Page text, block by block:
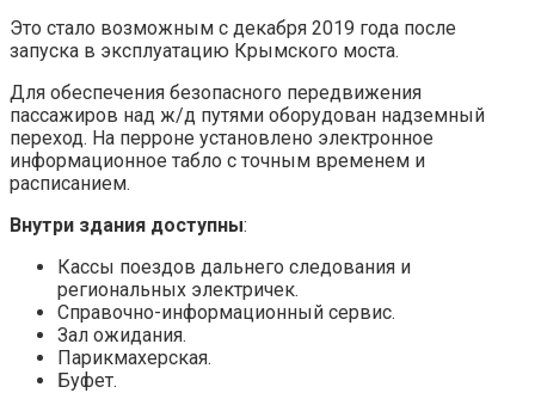
Это стало возможным с декабря 2019 года после
запуска в эксплуатацию Крымского моста.
Для обеспечения безопасного передвижения
пассажиров над ж/д путями оборудован надземный
переход. На перроне установлено электронное
информационное табло с точным временем и
расписанием.
Внутри здания доступны:
Кассы поездов дальнего следования и
региональных электричек.
Справочно-информационный сервис.
Зал ожидания.
Парикмахерская.
Буфет.